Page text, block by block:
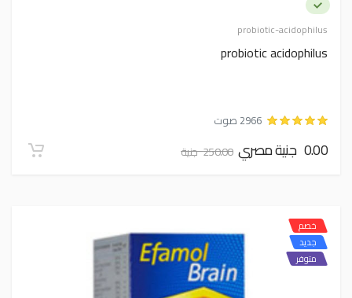
probiotic-acidophilus
probiotic acidophilus
2966 صوت
0.00 جنية مصري 250.00 جنية
خصم
جديد
متوفر